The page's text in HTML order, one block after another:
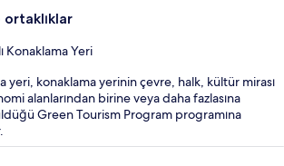
Konaklama Yeri
yeri, konaklama yerinin çevre, halk, kültür mirası
alanlarından birine veya daha fazlasına
Green Tourism Program programına